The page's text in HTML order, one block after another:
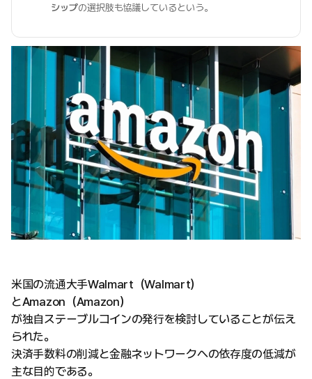
シップの選択肢も協議しているという。
米国の流通大手Walmart（Walmart）
とAmazon（Amazon）
が独自ステーブルコインの発行を検討していることが伝え
られた。
決済手数料の削減と金融ネットワークへの依存度の低減が
主な目的である。